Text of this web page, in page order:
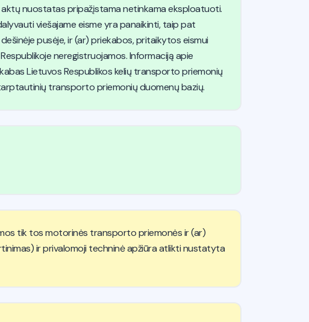
nuostatas pripažįstama netinkama eksploatuoti.
viešajame eisme yra panaikinti, taip pat
pusėje, ir (ar) priekabos, pritaikytos eismui
neregistruojamos. Informaciją apie
Lietuvos Respublikos kelių transporto priemonių
transporto priemonių duomenų bazių.
tik tos motorinės transporto priemonės ir (ar)
ir privalomoji techninė apžiūra atlikti nustatyta